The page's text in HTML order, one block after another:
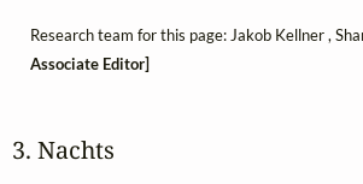
Research team for this page: Jakob Kellner ,
Associate Editor]
3. Nachts